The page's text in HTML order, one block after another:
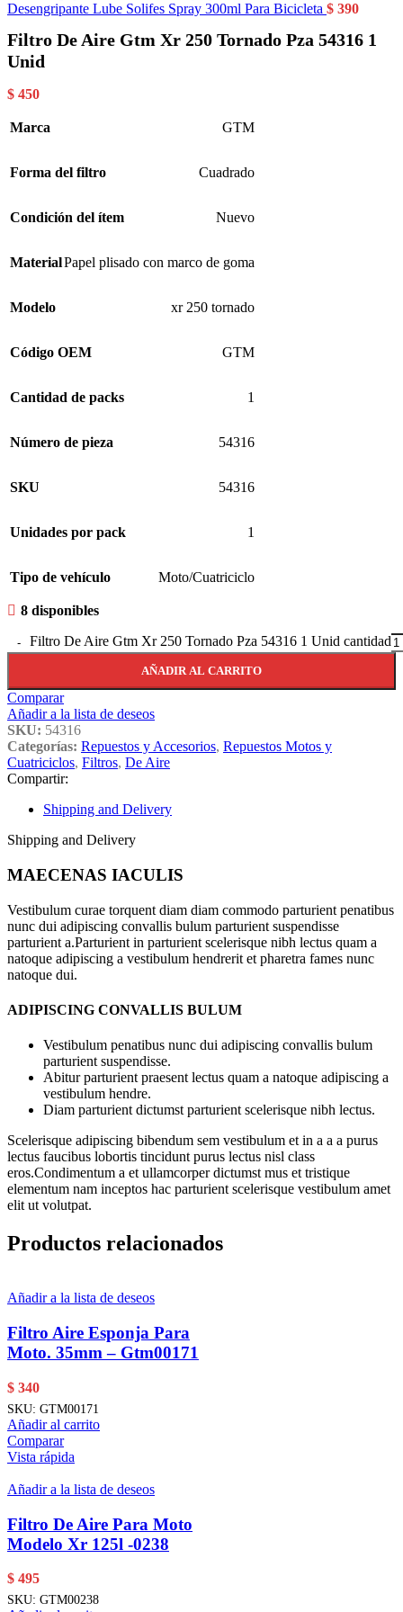
Desengripante Lube Solifes Spray 300ml Para Bicicleta $ 390
Filtro De Aire Gtm Xr 250 Tornado Pza 54316 1
Unid
$ 450
Marca GTM
Forma del filtro Cuadrado
Condición del ítem Nuevo
MaterialPapel plisado con marco de goma
Modelo xr 250 tornado
Código OEM GTM
Cantidad de packs 1
Número de pieza 54316
SKU 54316
Unidades por pack 1
Tipo de vehículo Moto/Cuatriciclo
8 disponibles
Filtro De Aire Gtm Xr 250 Tornado Pza 54316 1 Unid cantidad
AÑADIR AL CARRITO
Comparar
Añadir a la lista de deseos
SKU: 54316
Categorías: Repuestos y Accesorios, Repuestos Motos y
Cuatriciclos, Filtros, De Aire
Compartir:
Shipping and Delivery
Shipping and Delivery
MAECENAS IACULIS
Vestibulum curae torquent diam diam commodo parturient penatibus
nunc dui adipiscing convallis bulum parturient suspendisse
parturient a.Parturient in parturient scelerisque nibh lectus quam a
natoque adipiscing a vestibulum hendrerit et pharetra fames nunc
natoque dui.
ADIPISCING CONVALLIS BULUM
Vestibulum penatibus nunc dui adipiscing convallis bulum
parturient suspendisse.
Abitur parturient praesent lectus quam a natoque adipiscing a
vestibulum hendre.
Diam parturient dictumst parturient scelerisque nibh lectus.
Scelerisque adipiscing bibendum sem vestibulum et in a a a purus
lectus faucibus lobortis tincidunt purus lectus nisl class
eros.Condimentum a et ullamcorper dictumst mus et tristique
elementum nam inceptos hac parturient scelerisque vestibulum amet
elit ut volutpat.
Productos relacionados
Añadir a la lista de deseos
Filtro Aire Esponja Para
Moto. 35mm – Gtm00171
$ 340
SKU: GTM00171
Añadir al carrito
Comparar
Vista rápida
Añadir a la lista de deseos
Filtro De Aire Para Moto
Modelo Xr 125l -0238
$ 495
SKU: GTM00238